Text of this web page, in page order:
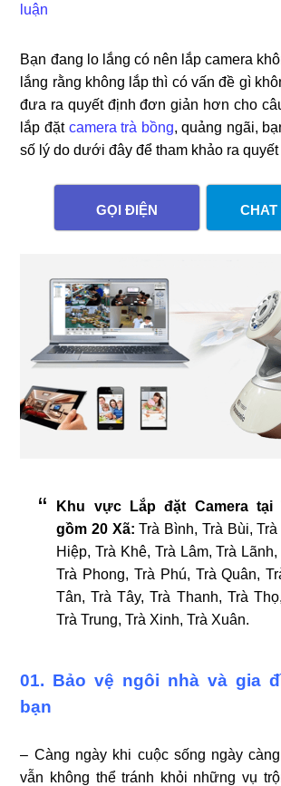
luận
Bạn đang lo lắng có nên lắp camera
lắng rằng không lắp thì có vấn đề gì
đưa ra quyết định đơn giản hơn cho
lắp đặt camera trà bồng, quảng ngãi,
số lý do dưới đây để tham khảo ra
GỌI ĐIỆN CHAT
Khu vực Lắp đặt Camera tại
gồm 20 Xã: Trà Bình, Trà Bùi, Trà
Hiệp, Trà Khê, Trà Lâm, Trà
Trà Phong, Trà Phú, Trà Quân,
Tân, Trà Tây, Trà Thanh, Trà
Trà Trung, Trà Xinh, Trà Xuân.
01. Bảo vệ ngôi nhà và gia
bạn
– Càng ngày khi cuộc sống ngày
vẫn không thể tránh khỏi những vụ